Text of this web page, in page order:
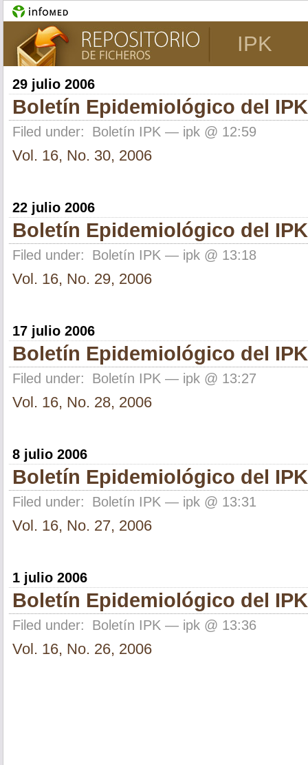
IPK
29 julio 2006
Boletín Epidemiológico del
Filed under: Boletín IPK — ipk @ 12:59
Vol. 16, No. 30, 2006
22 julio 2006
Boletín Epidemiológico del
Filed under: Boletín IPK — ipk @ 13:18
Vol. 16, No. 29, 2006
17 julio 2006
Boletín Epidemiológico del
Filed under: Boletín IPK — ipk @ 13:27
Vol. 16, No. 28, 2006
8 julio 2006
Boletín Epidemiológico del
Filed under: Boletín IPK — ipk @ 13:31
Vol. 16, No. 27, 2006
1 julio 2006
Boletín Epidemiológico del
Filed under: Boletín IPK — ipk @ 13:36
Vol. 16, No. 26, 2006